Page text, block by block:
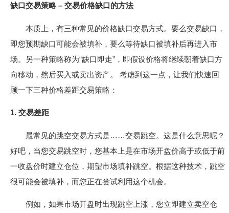
缺口交易策略 – 交易价格缺口的方法
本质上，有三种常见的价格缺口交易方式。要么交易缺口，
即您预期缺口可能会被填补，要么等待缺口被填补后再进入市
场。另一种策略称为“缺口即走”，即假设价格将继续朝着缺口方
向移动，然后买入或卖出资产。 考虑到这一点，让我们快速回
顾一下三种价格差距交易策略：
1. 交易差距
最常见的跳空交易方式是……交易跳空。这是什么意思呢？
好吧，当您交易跳空时，您基本上是在市场开盘价高于或低于前
一收盘价时建立仓位，期望市场填补跳空。根据这种技术，跳空
很可能会被填补，而您正在尝试利用这个机会。
例如，如果市场开盘时出现跳空上涨，您立即建立卖空仓